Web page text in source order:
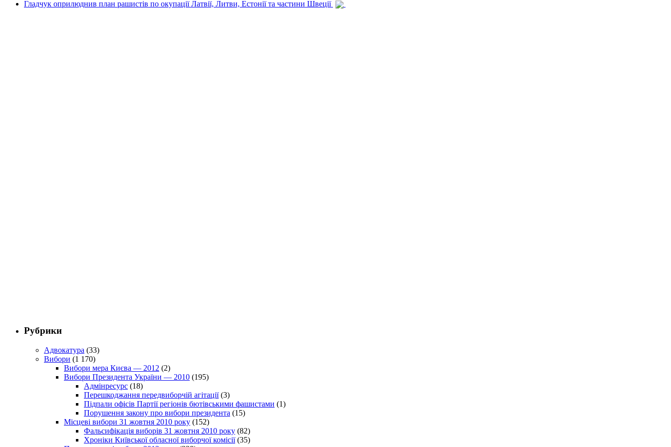
Гладчук оприлюднив план рашистів по окупації Латвії, Литви, Естонії та частини Швеції
Рубрики
Адвокатура (33)
Вибори (1 170)
Вибори мера Києва — 2012 (2)
Вибори Президента України — 2010 (195)
Адмінресурс (18)
Перешкоджання передвиборчій агітації(3)
Підпали офісів Партії регіонів бютівськими фашистами (1)
Порушення закону про вибори президента (15)
Місцеві вибори 31 жовтня 2010 року (152)
Фальсифікація виборів 31 жовтня 2010 року (82)
Хроніки Київської обласної виборчої комісії(35)